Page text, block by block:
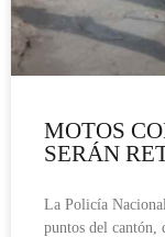
MOTOS
SERÁN
La Policía
puntos del cantón,